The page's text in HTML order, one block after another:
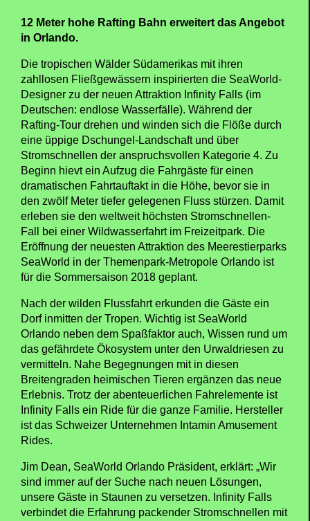
12 Meter hohe Rafting Bahn erweitert das Angebot
in Orlando.
Die tropischen Wälder Südamerikas mit ihren
zahllosen Fließgewässern inspirierten die SeaWorld-
Designer zu der neuen Attraktion Infinity Falls (im
Deutschen: endlose Wasserfälle). Während der
Rafting-Tour drehen und winden sich die Flöße durch
eine üppige Dschungel-Landschaft und über
Stromschnellen der anspruchsvollen Kategorie 4. Zu
Beginn hievt ein Aufzug die Fahrgäste für einen
dramatischen Fahrtauftakt in die Höhe, bevor sie in
den zwölf Meter tiefer gelegenen Fluss stürzen. Damit
erleben sie den weltweit höchsten Stromschnellen-
Fall bei einer Wildwasserfahrt im Freizeitpark. Die
Eröffnung der neuesten Attraktion des Meerestierparks
SeaWorld in der Themenpark-Metropole Orlando ist
für die Sommersaison 2018 geplant.
Nach der wilden Flussfahrt erkunden die Gäste ein
Dorf inmitten der Tropen. Wichtig ist SeaWorld
Orlando neben dem Spaßfaktor auch, Wissen rund um
das gefährdete Ökosystem unter den Urwaldriesen zu
vermitteln. Nahe Begegnungen mit in diesen
Breitengraden heimischen Tieren ergänzen das neue
Erlebnis. Trotz der abenteuerlichen Fahrelemente ist
Infinity Falls ein Ride für die ganze Familie. Hersteller
ist das Schweizer Unternehmen Intamin Amusement
Rides.
Jim Dean, SeaWorld Orlando Präsident, erklärt: „Wir
sind immer auf der Suche nach neuen Lösungen,
unsere Gäste in Staunen zu versetzen. Infinity Falls
verbindet die Erfahrung packender Stromschnellen mit